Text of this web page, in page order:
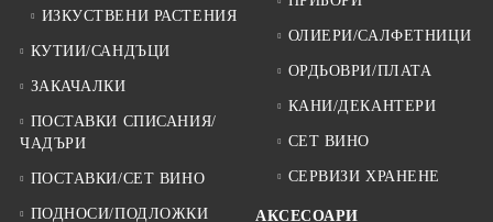
ИЗКУСТВЕНИ РАСТЕНИЯ
КУТИИ/САНДЪЦИ
ЗАКАЧАЛКИ
ПОСТАВКИ СПИСАНИЯ/
ЧАДЪРИ
ПОСТАВКИ/СЕТ ВИНО
ПОДНОСИ/ПОДЛОЖКИ
ОЛИЕРИ/САЛФЕТНИЦИ
ОРДЬОВРИ/ПЛАТА
КАНИ/ДЕКАНТЕРИ
СЕТ ВИНО
СЕРВИЗИ ХРАНЕНЕ
АКСЕСОАРИ